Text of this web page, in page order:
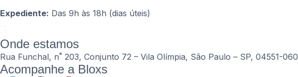
Expediente: Das 9h às 18h (dias úteis)
Onde estamos
Rua Funchal, n˚ 203, Conjunto 72 – Vila Olímpia, São Paulo – SP, 04551-060
Acompanhe a Bloxs